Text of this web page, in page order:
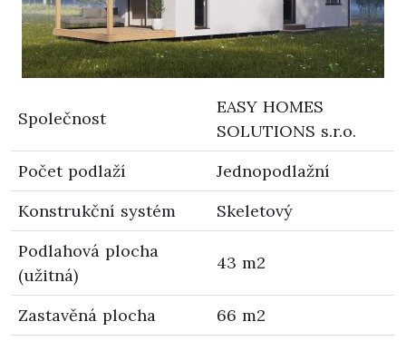
Společnost
EASY HOMES
SOLUTIONS s.r.o.
Počet podlaží
Jednopodlažní
Konstrukční systém
Skeletový
Podlahová plocha
(užitná)
43 m2
Zastavěná plocha
66 m2